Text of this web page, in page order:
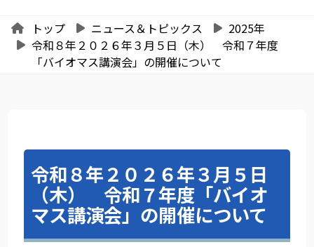
トップ ニュース＆トピックス
2025年
令和８年２０２６年３月５日（木） 令和７年度
「バイオマス講演会」の開催について
令和８年２０２６年３月５日
（木） 令和７年度「バイオ
マス講演会」の開催について